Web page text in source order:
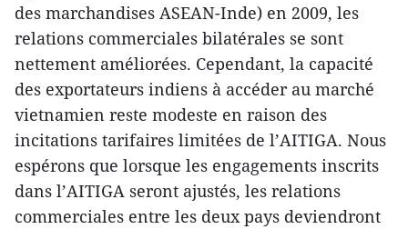
des marchandises ASEAN-Inde) en 2009, les
relations commerciales bilatérales se sont
nettement améliorées. Cependant, la capacité
des exportateurs indiens à accéder au marché
vietnamien reste modeste en raison des
incitations tarifaires limitées de l’AITIGA. Nous
espérons que lorsque les engagements inscrits
dans l’AITIGA seront ajustés, les relations
commerciales entre les deux pays deviendront